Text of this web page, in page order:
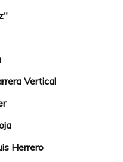
Vertical
Herrero